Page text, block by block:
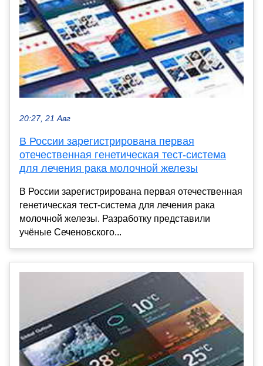
20:27, 21 Авг
В России зарегистрирована первая
отечественная генетическая тест-система
для лечения рака молочной железы
В России зарегистрирована первая отечественная
генетическая тест-система для лечения рака
молочной железы. Разработку представили
учёные Сеченовского...